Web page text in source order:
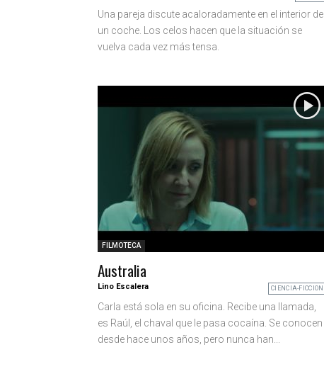
Una pareja discute acaloradamente en el interior de
un coche. Los celos hacen que la situación se
vuelva cada vez más tensa.
FILMOTECA
Australia
Lino Escalera CIENCIA-FICCION
Carla está sola en su oficina. Recibe una llamada,
es Raúl, el chaval que le pasa cocaína. Se conocen
desde hace unos años, pero nunca han...